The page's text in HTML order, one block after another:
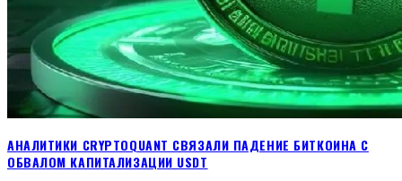
АНАЛИТИКИ CRYPTOQUANT СВЯЗАЛИ ПАДЕНИЕ БИТКОИНА С
ОБВАЛОМ КАПИТАЛИЗАЦИИ USDT